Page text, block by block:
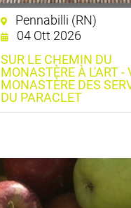
Pennabilli (RN)
04 Ott 2026
SUR LE CHEMIN DU
MONASTÈRE À L'ART -
MONASTÈRE DES
DU PARACLET